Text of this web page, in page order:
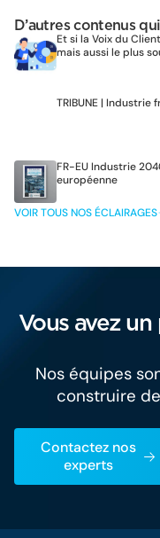
D’autres contenus
Et si la Voix du
mais aussi le plus
TRIBUNE | Industrie
FR-EU Industrie
européenne
VOIR TOUS NOS ÉCLAIRAGES
Vous avez
Nos équipes
construire
Contactez nos
experts